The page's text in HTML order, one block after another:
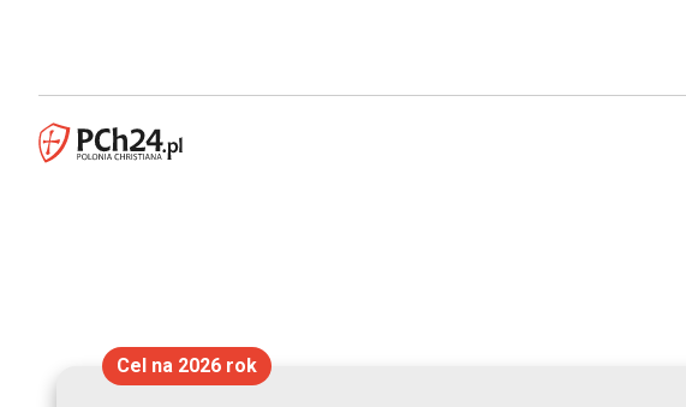
Cel na 2026 rok